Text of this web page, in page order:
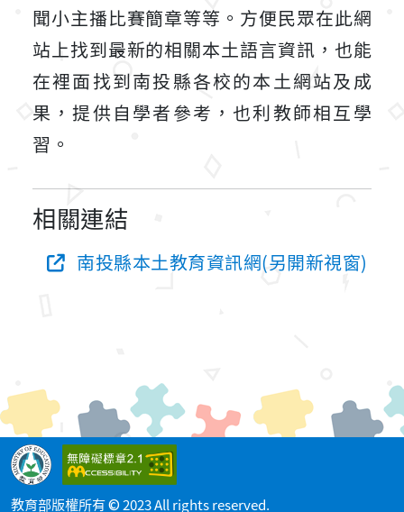
聞小主播比賽簡章等等。方便民眾在此網
站上找到最新的相關本土語言資訊，也能
在裡面找到南投縣各校的本土網站及成
果，提供自學者參考，也利教師相互學
習。
相關連結
南投縣本土教育資訊網(另開新視窗)
教育部版權所有 © 2023 All rights reserved.